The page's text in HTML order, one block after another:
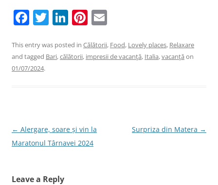
F
c
e
k
T
itt
er
Li
k
e
Pi
er
e
ai
l
This entry was posted in Călătorii, Food, Lovely places, Relaxare
and tagged Bari,călătorii, impresii de vacanţă, Italia,vacanţă on
01/07/2024.
Post
navigation
← Alergare, soare și vin la
Maratonul Târnavei 2024
Surpriza din Matera →
Leave a Reply